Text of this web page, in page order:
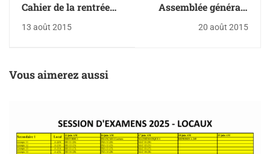
Cahier de la rentrée
2015-2016
13 août 2015
Assemblée générale
des parents
20 août 2015
Vous aimerez aussi